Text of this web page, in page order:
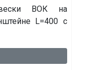
ВОК на
L=400 с